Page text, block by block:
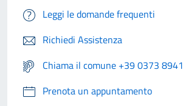
Leggi le domande frequenti
Richiedi Assistenza
Chiama il comune +39 0373 8941
Prenota un appuntamento